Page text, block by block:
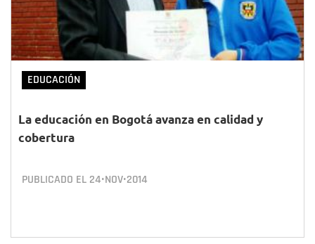
EDUCACIÓN
La educación en Bogotá avanza en calidad y
cobertura
PUBLICADO EL 24•NOV•2014